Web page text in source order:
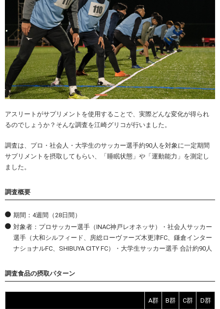
アスリートがサプリメントを使用することで、実際どんな変化が得られ
るのでしょうか？そんな調査を江崎グリコが行いました。
調査は、プロ・社会人・大学生のサッカー選手約90人を対象に一定期間
サプリメントを摂取してもらい、「睡眠状態」や「運動能力」を測定し
ました。
調査概要
期間：4週間（28日間）
対象者：プロサッカー選手（INAC神戸レオネッサ）・社会人サッカー
選手（大和シルフィード、房総ローヴァーズ木更津FC、鎌倉インター
ナショナルFC、SHIBUYA CITY FC）・大学生サッカー選手 合計約90人
調査食品の摂取パターン
A群 B群 C群 D群